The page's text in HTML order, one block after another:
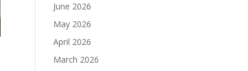
June 2026
May 2026
April 2026
March 2026